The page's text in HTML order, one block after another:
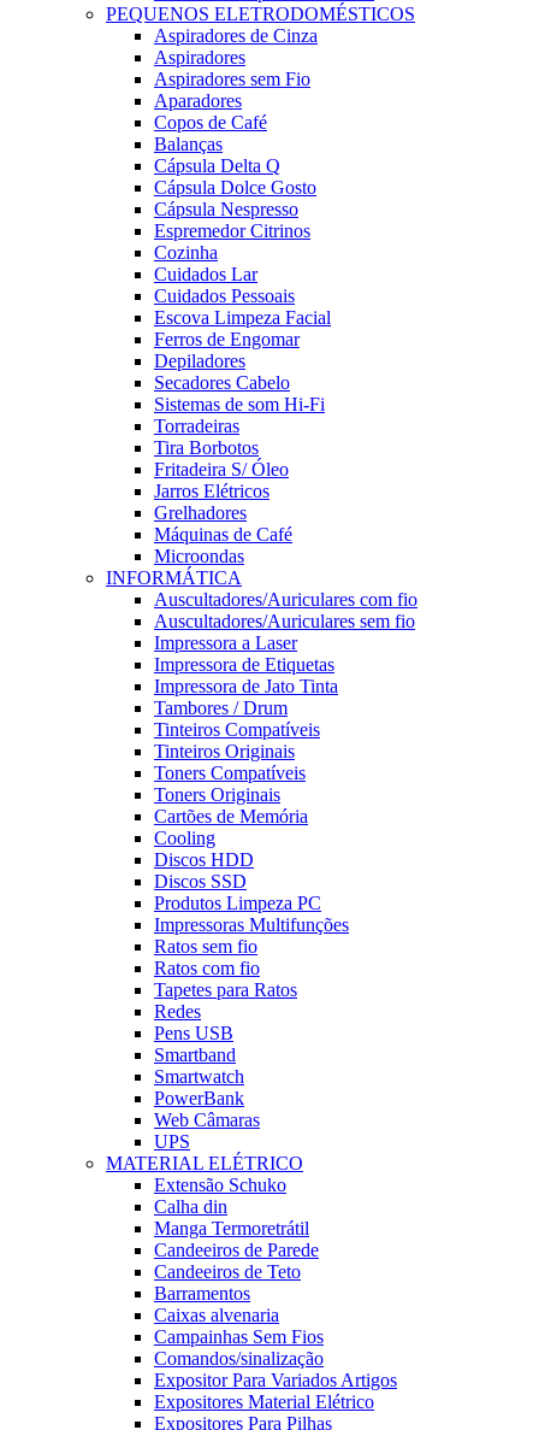
PEQUENOS ELETRODOMÉSTICOS
Aspiradores de Cinza
Aspiradores
Aspiradores sem Fio
Aparadores
Copos de Café
Balanças
Cápsula Delta Q
Cápsula Dolce Gosto
Cápsula Nespresso
Espremedor Citrinos
Cozinha
Cuidados Lar
Cuidados Pessoais
Escova Limpeza Facial
Ferros de Engomar
Depiladores
Secadores Cabelo
Sistemas de som Hi-Fi
Torradeiras
Tira Borbotos
Fritadeira S/ Óleo
Jarros Elétricos
Grelhadores
Máquinas de Café
Microondas
INFORMÁTICA
Auscultadores/Auriculares com fio
Auscultadores/Auriculares sem fio
Impressora a Laser
Impressora de Etiquetas
Impressora de Jato Tinta
Tambores / Drum
Tinteiros Compatíveis
Tinteiros Originais
Toners Compatíveis
Toners Originais
Cartões de Memória
Cooling
Discos HDD
Discos SSD
Produtos Limpeza PC
Impressoras Multifunções
Ratos sem fio
Ratos com fio
Tapetes para Ratos
Redes
Pens USB
Smartband
Smartwatch
PowerBank
Web Câmaras
UPS
MATERIAL ELÉTRICO
Extensão Schuko
Calha din
Manga Termoretrátil
Candeeiros de Parede
Candeeiros de Teto
Barramentos
Caixas alvenaria
Campainhas Sem Fios
Comandos/sinalização
Expositor Para Variados Artigos
Expositores Material Elétrico
Expositores Para Pilhas